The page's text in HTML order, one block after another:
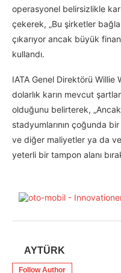
operasyonel belirsizlikle
çekerek, „Bu şirketler
çıkarıyor ancak büyük
kullandı.
IATA Genel Direktörü Willie
dolarlık karın mevcut
olduğunu belirterek,
stadyumlarının çoğunda
ve diğer maliyetler ya da
yeterli bir tampon alanı
AYTÜRK
Follow Author